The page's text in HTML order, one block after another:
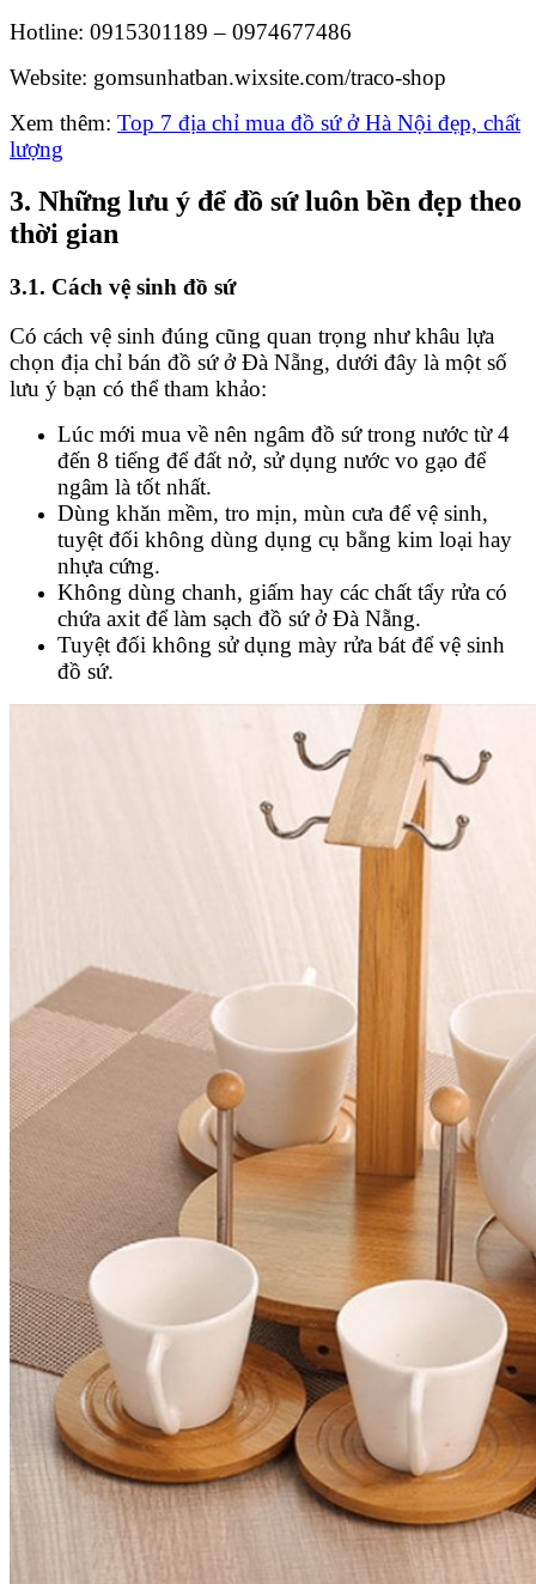
Hotline: 0915301189 – 0974677486
Website: gomsunhatban.wixsite.com/traco-shop
Xem thêm: Top 7 địa chỉ mua đồ sứ ở Hà Nội đẹp, chất
lượng
3. Những lưu ý để đồ sứ luôn bền đẹp theo
thời gian
3.1. Cách vệ sinh đồ sứ
Có cách vệ sinh đúng cũng quan trọng như khâu lựa
chọn địa chỉ bán đồ sứ ở Đà Nẵng, dưới đây là một số
lưu ý bạn có thể tham khảo:
Lúc mới mua về nên ngâm đồ sứ trong nước từ 4
đến 8 tiếng để đất nở, sử dụng nước vo gạo để
ngâm là tốt nhất.
Dùng khăn mềm, tro mịn, mùn cưa để vệ sinh,
tuyệt đối không dùng dụng cụ bằng kim loại hay
nhựa cứng.
Không dùng chanh, giấm hay các chất tẩy rửa có
chứa axit để làm sạch đồ sứ ở Đà Nẵng.
Tuyệt đối không sử dụng mày rửa bát để vệ sinh
đồ sứ.